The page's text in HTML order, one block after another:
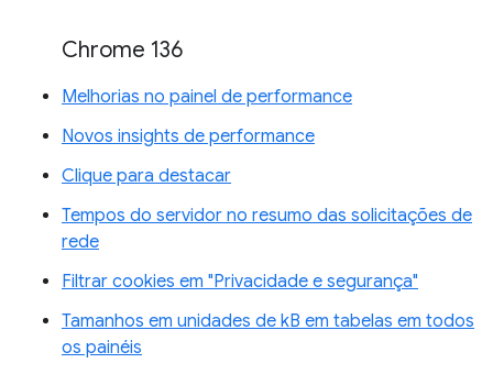
Chrome 136
Melhorias no painel de performance
Novos insights de performance
Clique para destacar
Tempos do servidor no resumo das solicitações de
rede
Filtrar cookies em "Privacidade e segurança"
Tamanhos em unidades de kB em tabelas em todos
os painéis